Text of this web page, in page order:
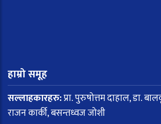
हाम्रो समूह
सल्लाहकारहरु:प्रा. पुरुषोत्तम दाहाल, डा.
राजन कार्की, बसन्तध्वज जोशी